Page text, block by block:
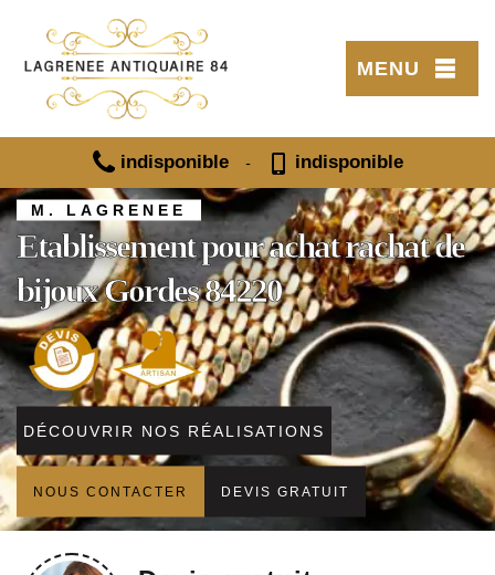
MENU
indisponible - indisponible
M. LAGRENEE
Etablissement pour achat rachat de
bijoux Gordes 84220
DÉCOUVRIR NOS RÉALISATIONS
NOUS CONTACTER DEVIS GRATUIT